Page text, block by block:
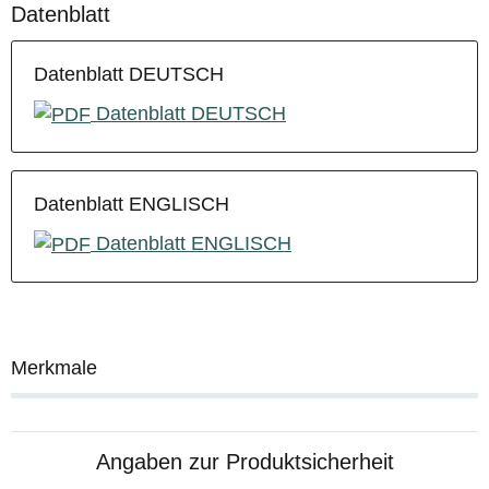
Datenblatt
Datenblatt DEUTSCH
Datenblatt DEUTSCH
Datenblatt ENGLISCH
Datenblatt ENGLISCH
Merkmale
Angaben zur Produktsicherheit